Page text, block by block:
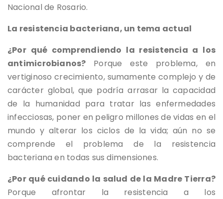
Nacional de Rosario.
La resistencia bacteriana, un tema actual
¿Por qué comprendiendo la resistencia a los
antimicrobianos? Porque este problema, en
vertiginoso crecimiento, sumamente complejo y de
carácter global, que podría arrasar la capacidad
de la humanidad para tratar las enfermedades
infecciosas, poner en peligro millones de vidas en el
mundo y alterar los ciclos de la vida; aún no se
comprende el problema de la resistencia
bacteriana en todas sus dimensiones.
¿Por qué cuidando la salud de la Madre Tierra?
Porque afrontar la resistencia a los